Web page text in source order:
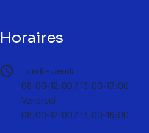
Horaires
schedule
Lundi - Jeudi
08:00-12:00 / 13:00-17:00
Vendredi
08:00-12:00 / 13:00-16:00